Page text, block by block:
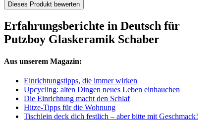
Dieses Produkt bewerten
Erfahrungsberichte in Deutsch für
Putzboy Glaskeramik Schaber
Aus unserem Magazin:
Einrichtungstipps, die immer wirken
Upcycling: alten Dingen neues Leben einhauchen
Die Einrichtung macht den Schlaf
Hitze-Tipps für die Wohnung
Tischlein deck dich festlich – aber bitte mit Geschmack!